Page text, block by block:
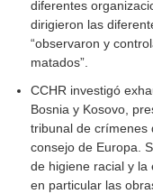
diferentes
dirigieron las
“observaron y
matados”.
CCHR investigó
Bosnia y Kosovo,
tribunal de crímenes
consejo de Europa.
de higiene racial y la
en particular las